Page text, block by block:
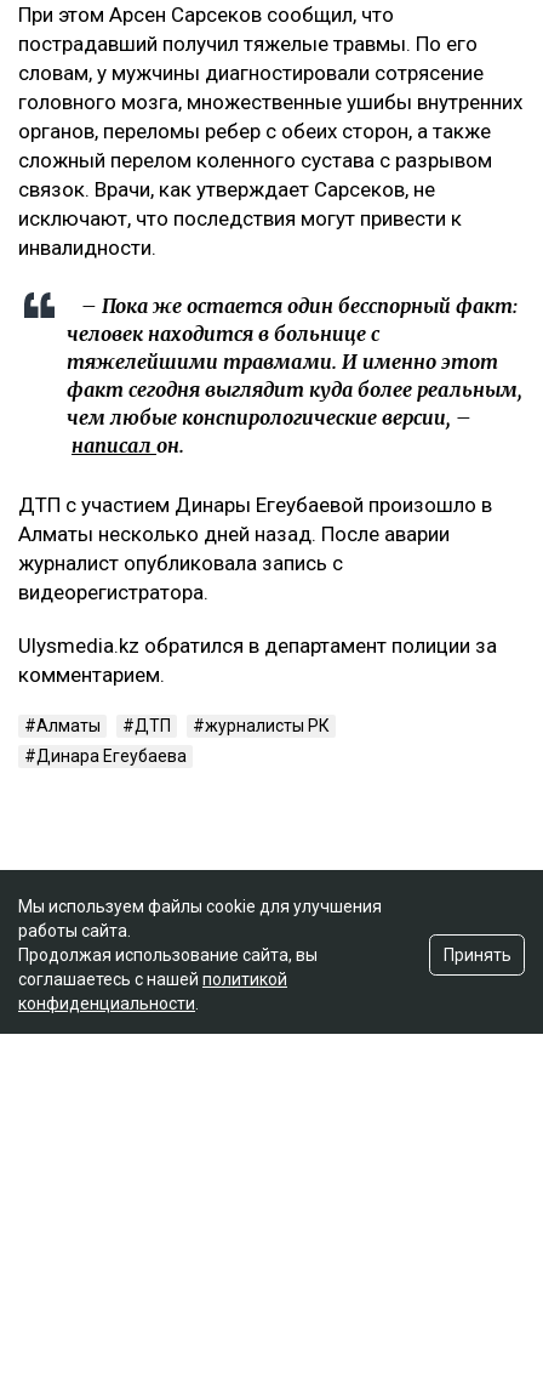
При этом Арсен Сарсеков сообщил, что
пострадавший получил тяжелые травмы. По его
словам, у мужчины диагностировали сотрясение
головного мозга, множественные ушибы внутренних
органов, переломы ребер с обеих сторон, а также
сложный перелом коленного сустава с разрывом
связок. Врачи, как утверждает Сарсеков, не
исключают, что последствия могут привести к
инвалидности.
– Пока же остается один бесспорный факт:
человек находится в больнице с
тяжелейшими травмами. И именно этот
факт сегодня выглядит куда более реальным,
чем любые конспирологические версии, –
написал он.
ДТП с участием Динары Егеубаевой произошло в
Алматы несколько дней назад. После аварии
журналист опубликовала запись с
видеорегистратора.
Ulysmedia.kz обратился в департамент полиции за
комментарием.
Алматы ДТП
журналисты РК
Динара Егеубаева
Мы используем файлы cookie для улучшения
работы сайта.
Продолжая использование сайта, вы
соглашаетесь с нашей политикой
конфиденциальности
Принять